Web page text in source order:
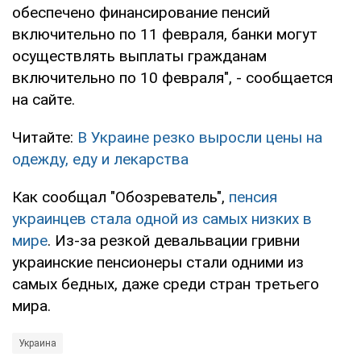
обеспечено финансирование пенсий
включительно по 11 февраля, банки могут
осуществлять выплаты гражданам
включительно по 10 февраля", - сообщается
на сайте.
Читайте: В Украине резко выросли цены на
одежду, еду и лекарства
Как сообщал "Обозреватель", пенсия
украинцев стала одной из самых низких в
мире. Из-за резкой девальвации гривни
украинские пенсионеры стали одними из
самых бедных, даже среди стран третьего
мира.
Украина